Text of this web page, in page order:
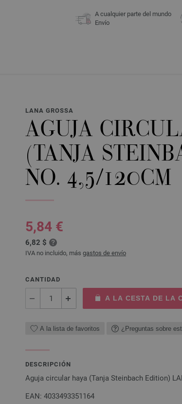
A cualquier parte del mundo
Envío
LANA GROSSA
AGUJA
(TANJA
NO. 4,5/120CM
5,84 €
6,82 $
IVA no incluido, más gastos de envío
CANTIDAD
A LA CESTA DE LA
A la lista de favoritos ¿Preguntas sobre
DESCRIPCIÓN
Aguja circular haya (Tanja Steinbach Edition)
EAN: 4033493351164